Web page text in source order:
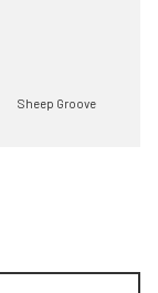
Sheep Groove